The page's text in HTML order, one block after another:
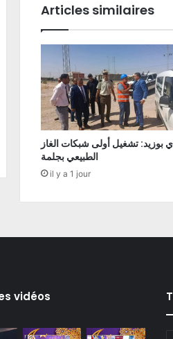
Articles similaires
بوزيد: تشغيل أولى شبكات الغاز
الطبيعي بجلمة
il y a 1 jour
vidéos